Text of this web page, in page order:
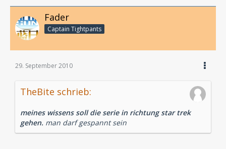
Fader
Captain Tightpants
29. September 2010
TheBite schrieb:
meines wissens soll die serie in richtung star trek
gehen. man darf gespannt sein